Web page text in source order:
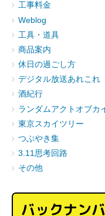
工事料金
Weblog
工具・道具
商品案内
休日の過ごし方
デジタル放送あれこれ
酒紀行
ランダムアクトオブカ
東京スカイツリー
つぶやき集
3.11思考回路
その他
バックナン